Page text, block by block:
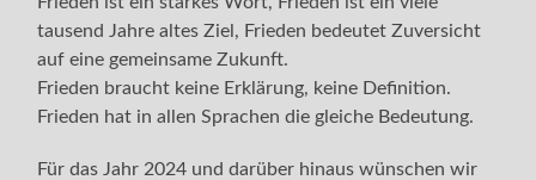
tausend Jahre altes Ziel, Frieden bedeutet Zuversicht
auf eine gemeinsame Zukunft.
Frieden braucht keine Erklärung, keine Definition.
Frieden hat in allen Sprachen die gleiche Bedeutung.
Für das Jahr 2024 und darüber hinaus wünschen wir